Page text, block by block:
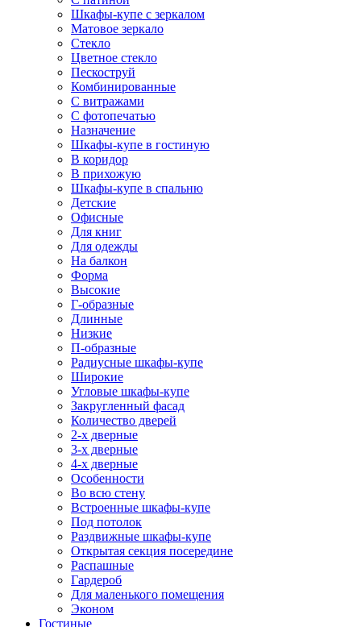
Шкафы-купе с зеркалом
Матовое зеркало
Стекло
Цветное стекло
Пескоструй
Комбинированные
С витражами
С фотопечатью
Назначение
Шкафы-купе в гостиную
В коридор
В прихожую
Шкафы-купе в спальню
Детские
Офисные
Для книг
Для одежды
На балкон
Форма
Высокие
Г-образные
Длинные
Низкие
П-образные
Радиусные шкафы-купе
Широкие
Угловые шкафы-купе
Закругленный фасад
Количество дверей
2-х дверные
3-х дверные
4-х дверные
Особенности
Во всю стену
Встроенные шкафы-купе
Под потолок
Раздвижные шкафы-купе
Открытая секция посередине
Распашные
Гардероб
Для маленького помещения
Эконом
Гостиные